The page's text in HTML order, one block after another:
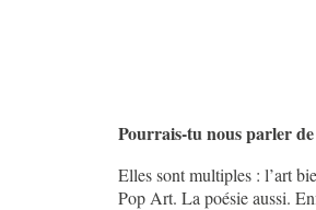
Pourrais-tu nous parler
Elles sont multiples : l’art
Pop Art. La poésie aussi.